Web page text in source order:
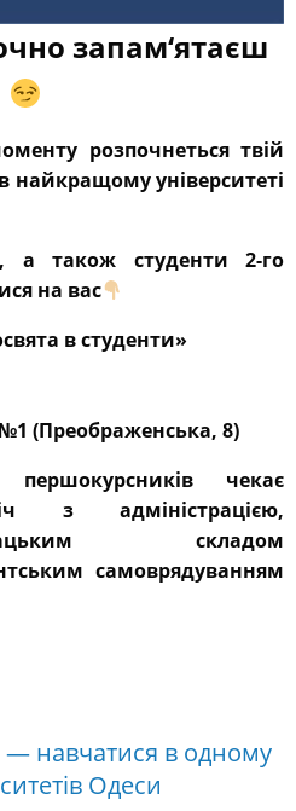
запам‘ятаєш
розпочнеться твій
найкращому університеті
а також студенти 2-го
на вас
в студенти»
(Преображенська, 8)
чекає
з адміністрацією,
складом
самоврядуванням
навчатися в одному
Одеси